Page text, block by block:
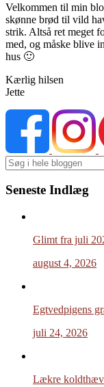
Velkommen til min
skønne brød til vild
strik. Altså ret meget
med, og måske blive
hus 🙂
Kærlig hilsen
Jette
Seneste Indlæg
Glimt fra juli
august 4, 2026
Egtvedpigens
juli 24, 2026
Lækre